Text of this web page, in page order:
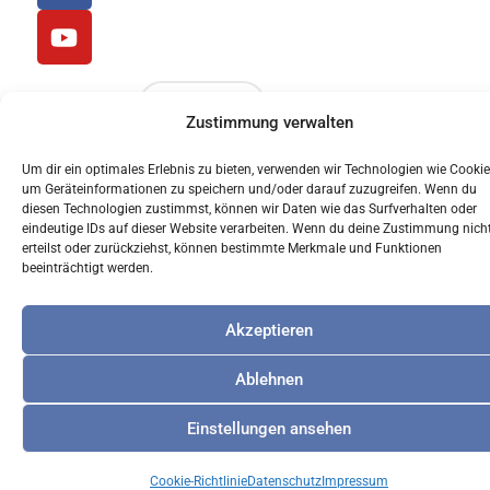
Zustimmung verwalten
Um dir ein optimales Erlebnis zu bieten, verwenden wir Technologien wie
um Geräteinformationen zu speichern und/oder darauf zuzugreifen. Wenn du
diesen Technologien zustimmst, können wir Daten wie das Surfverhalten oder
eindeutige IDs auf dieser Website verarbeiten. Wenn du deine Zustimmung
erteilst oder zurückziehst, können bestimmte Merkmale und Funktionen
beeinträchtigt werden.
Akzeptieren
Ablehnen
Einstellungen ansehen
Cookie-RichtlinieDatenschutz Impressum
c
e
k
u
t
© 2024 Akademisches Forum Albertus Magnus
Regensburg